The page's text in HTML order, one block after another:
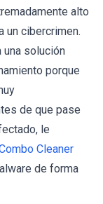
alto
un cibercrimen.
una solución
porque
de que pase
le
Cleaner
de forma